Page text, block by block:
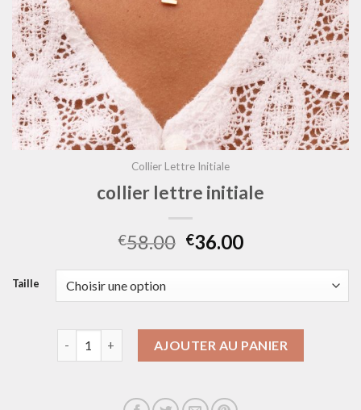
Collier Lettre Initiale
collier lettre initiale
€58.00 €36.00
Taille
AJOUTER AU PANIER